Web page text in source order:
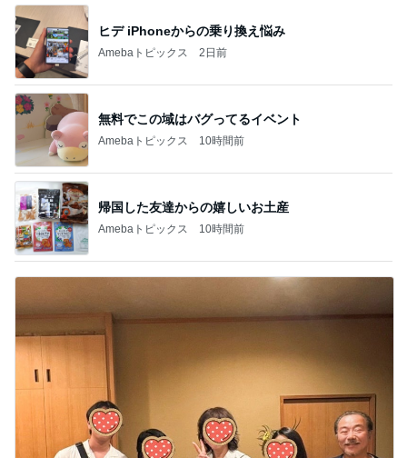
ヒデ iPhoneからの乗り換え悩み
Amebaトピックス 2日前
無料でこの域はバグってるイベント
Amebaトピックス 10時間前
帰国した友達からの嬉しいお土産
Amebaトピックス 10時間前